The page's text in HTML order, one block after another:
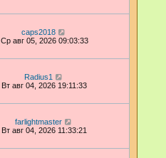
caps2018
Ср авг 05, 2026 09:03:33
Radius1
Вт авг 04, 2026 19:11:33
farlightmaster
Вт авг 04, 2026 11:33:21